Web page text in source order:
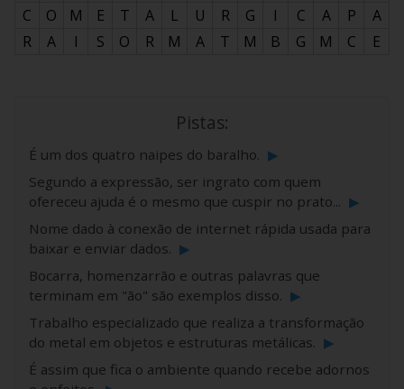
C
O M E T A L U R G I C A P
A
R
A I S O R M A T M B G M C E
Pistas:
É um dos quatro naipes do baralho. ▶
Segundo a expressão, ser ingrato com quem
ofereceu ajuda é o mesmo que cuspir no prato... ▶
Nome dado à conexão de internet rápida usada para
baixar e enviar dados. ▶
Bocarra, homenzarrão e outras palavras que
terminam em "ão" são exemplos disso. ▶
Trabalho especializado que realiza a transformação
do metal em objetos e estruturas metálicas. ▶
É assim que fica o ambiente quando recebe adornos